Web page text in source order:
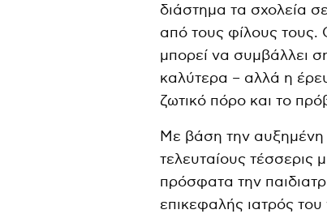
διάστημα τα σχολεία
από τους φίλους τους.
μπορεί να συμβάλλει
καλύτερα – αλλά η
ζωτικό πόρο και το
Με βάση την αυξημένη
τελευταίους τέσσερις
πρόσφατα την
επικεφαλής ιατρός